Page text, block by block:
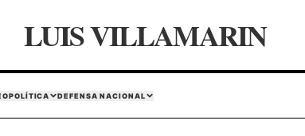
LUIS VILLAMARIN
DEFENSA NACIONAL